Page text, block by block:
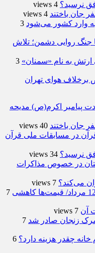
نرسید؟ 4 views
4 views
وارد کشور می‌شود 3
جنگ روایی دشمن؛ تلاش
ارتش به نام «سمنان» 3
هوای تهران
پیامبر اکرم(ص) مدیحه
40 views
قرآن در مسابقات ملی قرآن
نرسید؟ 34 views
در خصوص مذاکرات
می‌کند؟ 7 views
7
آن 7 views
7
چقدر هزینه دارد؟ 6